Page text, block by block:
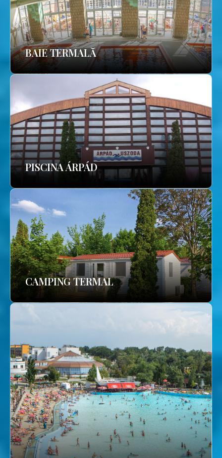
BAIE TERMALĂ
PISCINA ÁRPÁD
CAMPING TERMAL